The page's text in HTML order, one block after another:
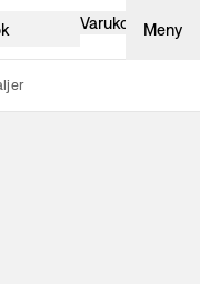
Varukorg Meny